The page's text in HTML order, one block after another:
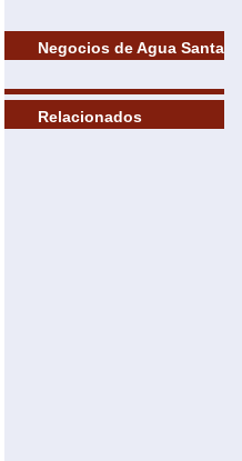
Negocios de Agua Santa
Relacionados